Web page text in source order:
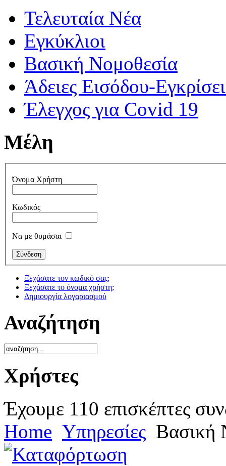
Τελευταία Νέα
Εγκύκλιοι
Βασική Νομοθεσία
Άδειες Εισόδου-
Έλεγχος για Covid 19
Μέλη
Όνομα Χρήστη
Κωδικός
Να με θυμάσαι
Ξεχάσατε τον κωδικό σας;
Ξεχάσατε το όνομα χρήστη;
Δημιουργία λογαριασμού
Αναζήτηση
Χρήστες
Έχουμε 110 επισκέπτες
Home Υπηρεσίες Βασική